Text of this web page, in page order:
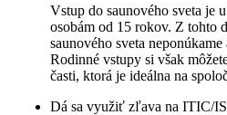
Vstup do saunového sveta je
osobám od 15 rokov. Z tohto
saunového sveta
Rodinné vstupy si však
časti, ktorá je ideálna na
Dá sa využiť zľava na ITIC/